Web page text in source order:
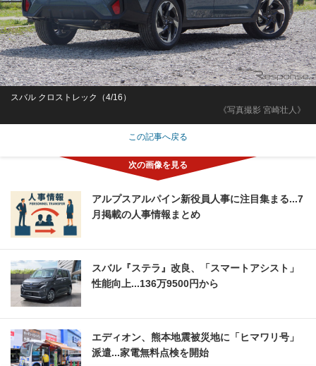
《写真撮影 宮崎壮人》
スバル クロストレック（4/16）
この記事へ戻る
アルプスアルパイン新役員人事に注目集まる...7
月掲載の人事情報まとめ
スバル『ステラ』改良、「スマートアシスト」
性能向上...136万9500円から
エディオン、熊本地震被災地に「ヒマワリ号」
派遣...家電無料点検を開始